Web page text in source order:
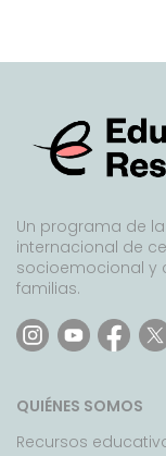
Un programa de
internacional de
socioemocional y
familias.
QUIÉNES SOMOS
Recursos